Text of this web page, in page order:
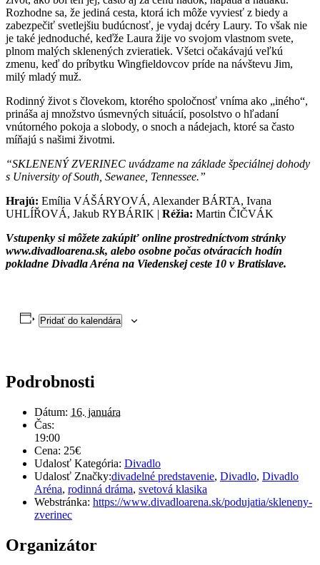
Rozhodne sa, že jediná cesta, ktorá ich môže vyviesť z biedy a
zabezpečiť svetlejšiu budúcnosť, je vydaj dcéry Laury. To však nie
je také jednoduché, keďže Laura žije vo svojom vlastnom svete,
plnom malých sklenených zvieratiek. Všetci očakávajú veľkú
zmenu, keď do príbytku Wingfieldovcov príde na návštevu Jim,
milý mladý muž.
Rodinný život s človekom, ktorého spoločnosť vníma ako „iného“,
prináša aj množstvo úsmevných situácií, posolstvo o hľadaní
vnútorného pokoja a slobody, o snoch a nádejach, ktoré sa často
míňajú s našimi životmi.
“SKLENENÝ ZVERINEC uvádzame na základe špeciálnej dohody
s University of South, Sewanee, Tennessee.”
Hrajú: Emília VÁŠÁRYOVÁ, Alexander BÁRTA, Ivana
UHLÍŘOVÁ, Jakub RYBÁRIK | Réžia: Martin ČIČVÁK
Vstupenky si môžete zakúpiť online prostredníctvom stránky
www.divadloarena.sk, alebo osobne počas otváracích hodín
pokladne Divadla Aréna na Viedenskej ceste 10 v Bratislave.
Pridať do kalendára
Podrobnosti
Dátum: 16. januára
Čas:
19:00
Cena: 25€
Udalosť Kategória: Divadlo
Udalosť Značky:divadelné predstavenie, Divadlo, Divadlo
Aréna, rodinná dráma, svetová klasika
Webstránka: https://www.divadloarena.sk/podujatia/skleneny-
zverinec
Organizátor